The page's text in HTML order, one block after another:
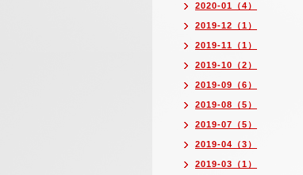
2020-01（4）
2019-12（1）
2019-11（1）
2019-10（2）
2019-09（6）
2019-08（5）
2019-07（5）
2019-04（3）
2019-03（1）